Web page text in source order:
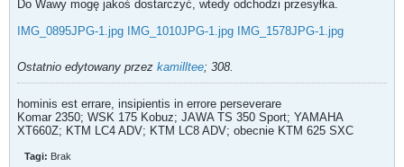
Do Wawy mogę jakoś dostarczyć, wtedy odchodzi przesyłka.
IMG_0895JPG-1.jpg
IMG_1010JPG-1.jpg IMG_1578JPG-1.jpg
Ostatnio edytowany przez kamilltee; 308.
hominis est errare, insipientis in errore perseverare
Komar 2350; WSK 175 Kobuz; JAWA TS 350 Sport; YAMAHA
XT660Z; KTM LC4 ADV; KTM LC8 ADV; obecnie KTM 625 SXC
Tagi: Brak